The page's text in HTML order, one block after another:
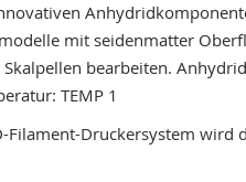
mit seidenmatter
bearbeiten.
TEMP 1
Druckersystem wird